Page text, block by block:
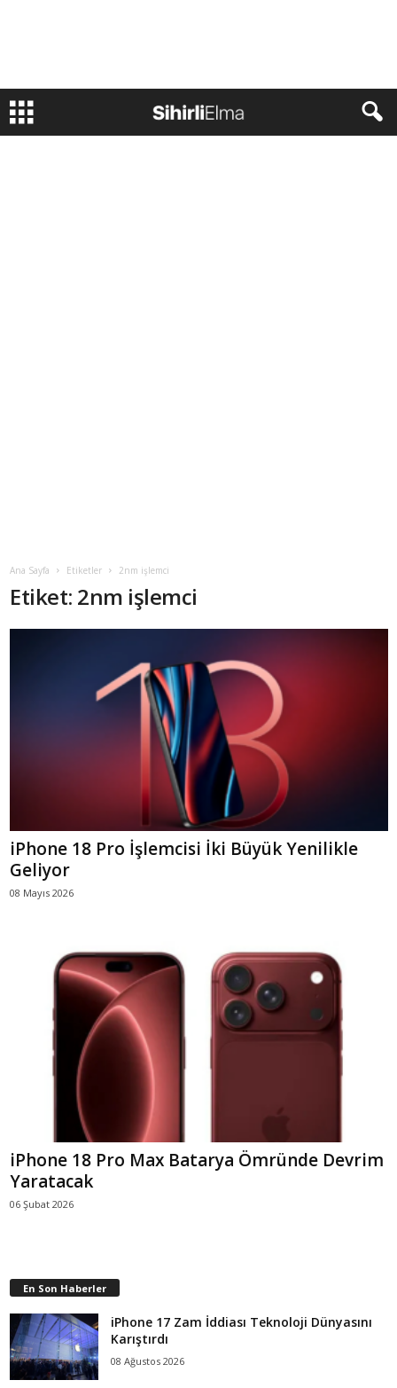
Ana Sayfa Etiketler 2nm işlemci
Etiket: 2nm işlemci
iPhone 18 Pro İşlemcisi İki Büyük Yenilikle
Geliyor
08 Mayıs 2026
iPhone 18 Pro Max Batarya Ömründe Devrim
Yaratacak
06 Şubat 2026
En Son Haberler
iPhone 17 Zam İddiası Teknoloji Dünyasını
Karıştırdı
08 Ağustos 2026